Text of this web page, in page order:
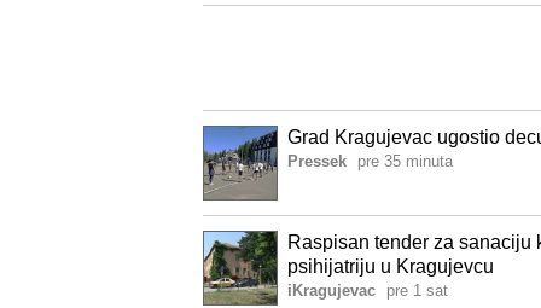
Grad Kragujevac ugostio
Pressek pre 35 minuta
Raspisan tender za
psihijatriju u Kragujevcu
iKragujevac pre 1 sat